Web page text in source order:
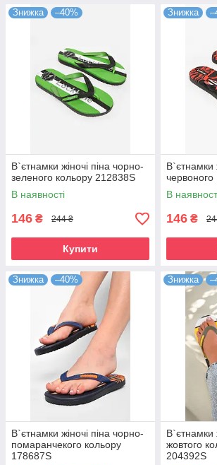
Знижка –40%
В`єтнамки жіночі піна чорно-
зеленого кольору 212838S
В наявності
146 ₴ 244 ₴
Купити
Знижка
В`єтнамки
В
146 ₴
Знижка –40%
В`єтнамки жіночі піна чорно-
помаранчекого кольору
178687S
Знижка
В`єтнамки
жовтого
204392S